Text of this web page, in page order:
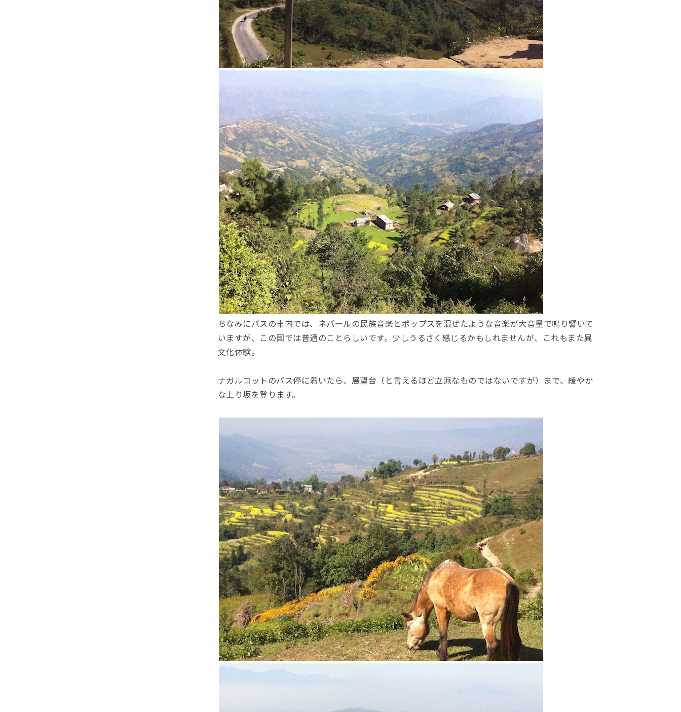
ちなみにバスの車内では、ネパールの民族音楽とポップスを混ぜたような音楽が大音量で鳴り響いて
いますが、この国では普通のことらしいです。少しうるさく感じるかもしれませんが、これもまた異
文化体験。
ナガルコットのバス停に着いたら、展望台（と言えるほど立派なものではないですが）まで、緩やか
な上り坂を登ります。